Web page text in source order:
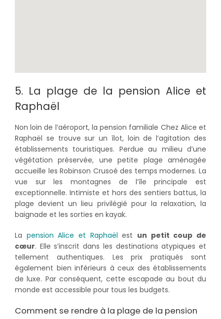
5. La plage de la pension Alice et
Raphaël
Non loin de l’aéroport, la pension familiale Chez Alice et
Raphaël se trouve sur un îlot, loin de l’agitation des
établissements touristiques. Perdue au milieu d’une
végétation préservée, une petite plage aménagée
accueille les Robinson Crusoé des temps modernes. La
vue sur les montagnes de l’île principale est
exceptionnelle. Intimiste et hors des sentiers battus, la
plage devient un lieu privilégié pour la relaxation, la
baignade et les sorties en kayak.
La pension Alice et Raphaël est un petit coup de
cœur. Elle s’inscrit dans les destinations atypiques et
tellement authentiques. Les prix pratiqués sont
également bien inférieurs à ceux des établissements
de luxe. Par conséquent, cette escapade au bout du
monde est accessible pour tous les budgets.
Comment se rendre à la plage de la pension